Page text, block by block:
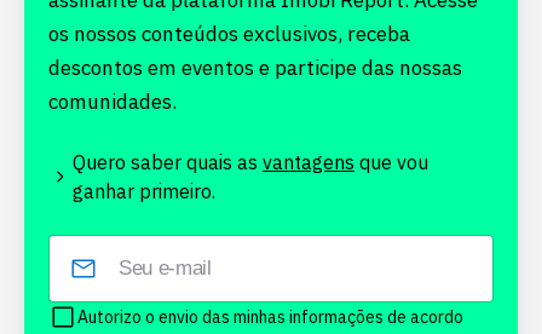
os nossos conteúdos exclusivos, receba
descontos em eventos e participe das nossas
comunidades.
Quero saber quais as vantagens que vou
ganhar primeiro.
Autorizo o envio das minhas informações de acordo